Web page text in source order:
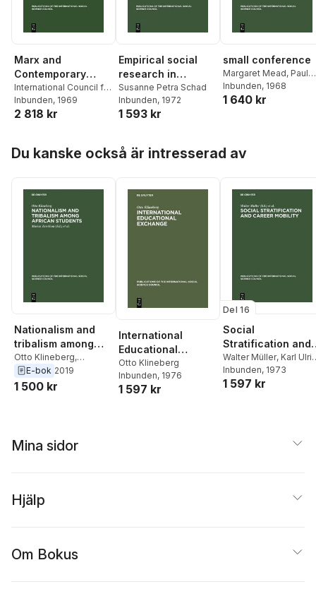
Marx and
Contemporary
Scientific Thought
International Council for
Philosophy and
Humanistic Studies
the Development of
Scientific Thought
<1968
Inbunden, 1969
2 818 kr
Empirical social
research in
Weimar-Germany
Susanne Petra Schad
Inbunden, 1972
1 593 kr
small conference
Margaret Mead, Paul
Byers
Inbunden, 1968
1 640 kr
Du kanske också är intresserad av
Nationalism and
tribalism among
African students
Otto Klineberg,
International Social
Science Council
E-bok 2019
1 500 kr
International
Educational
Exchange
Otto Klineberg
Inbunden, 1976
1 597 kr
Del 16
Social
Stratification and
Career Mobility
Walter Müller, Karl
Mayer
Inbunden, 1973
1 597 kr
Mina sidor
Hjälp
Om Bokus